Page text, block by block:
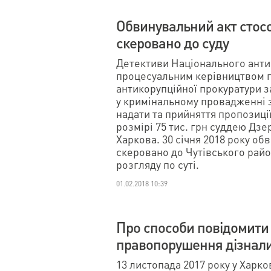
Обвинувальний акт
скеровано до суду
Детективи Національного
процесуальним керівництвом
антикорупційної
у кримінальному
надати та прийняття
розмірі 75 тис. грн суддею
Харкова. 30 січня 2018 року
скеровано до Чутівського
розгляду по суті.
01.02.2018 10:39
Про способи повідомити
правопорушення
13 листопада 2017 року у